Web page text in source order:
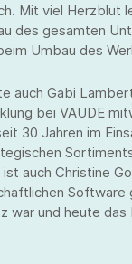
Mit viel Herzblut
des gesamten
Umbau des
auch Gabi
bei VAUDE
30 Jahren im
ist auch Christine
war und heute